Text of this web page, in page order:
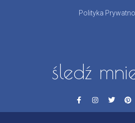
Polityka
śledź